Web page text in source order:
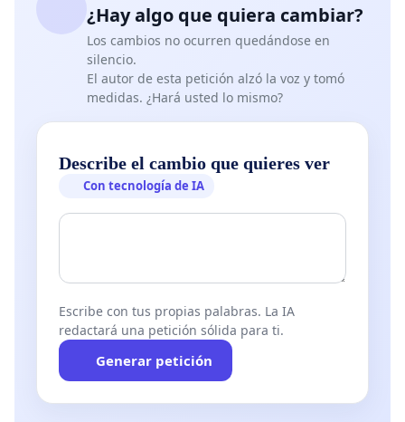
¿Hay algo que quiera cambiar?
Los cambios no ocurren quedándose en
silencio.
El autor de esta petición alzó la voz y tomó
medidas. ¿Hará usted lo mismo?
Describe el cambio que quieres ver
Con tecnología de IA
Escribe con tus propias palabras. La IA
redactará una petición sólida para ti.
Generar petición